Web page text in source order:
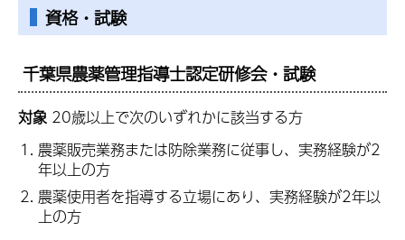
資格・試験
千葉県農薬管理指導士認定研修会・試験
対象 20歳以上で次のいずれかに該当する方
農薬販売業務または防除業務に従事し、実務経験が2
年以上の方
農薬使用者を指導する立場にあり、実務経験が2年以
上の方